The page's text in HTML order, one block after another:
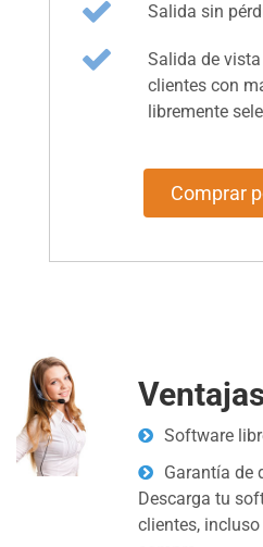
Salida sin
Salida de
clientes con
libremente
Comprar
Software
Garantía de
Descarga tu
clientes,